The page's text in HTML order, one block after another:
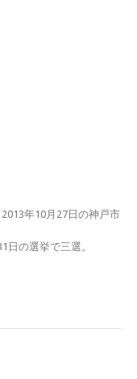
年10月27日の神戸市
日の選挙で三選。